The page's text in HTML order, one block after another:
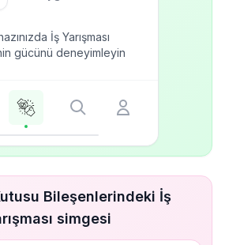
İş Yarışması
gücünü deneyimleyin
Bileşenlerindeki İş
simgesi